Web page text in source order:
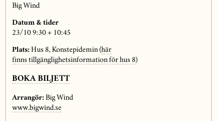
Big Wind
Datum & tider
23/10 9:30 + 10:45
Plats:Hus 8, Konstepidemin (här
finns tillgänglighetsinformation för hus 8)
BOKA BILJETT
Arrangör:Big Wind
www.bigwind.se